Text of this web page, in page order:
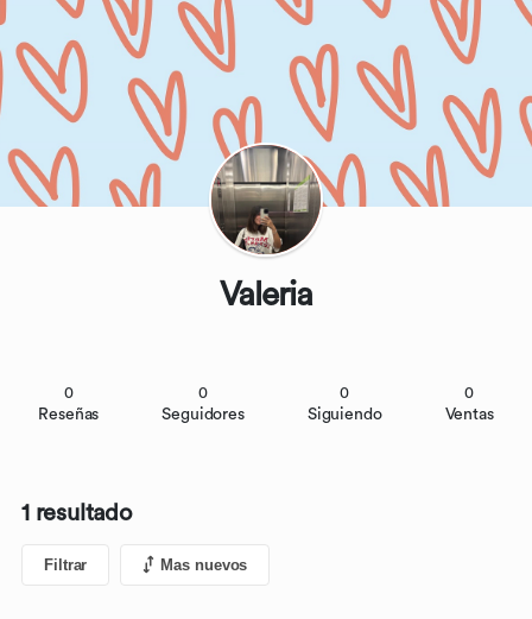
Valeria
0
Reseñas
0
Seguidores
0
Siguiendo
0
Ventas
1 resultado
Filtrar Mas nuevos